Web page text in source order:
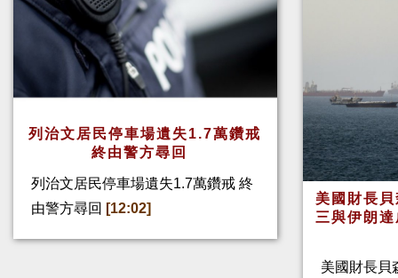
列治文居民停車場遺失1.7萬鑽戒
終由警方尋回
列治文居民停車場遺失1.7萬鑽戒 終
由警方尋回 [12:02]
美國財長
三與伊朗
美國財長貝